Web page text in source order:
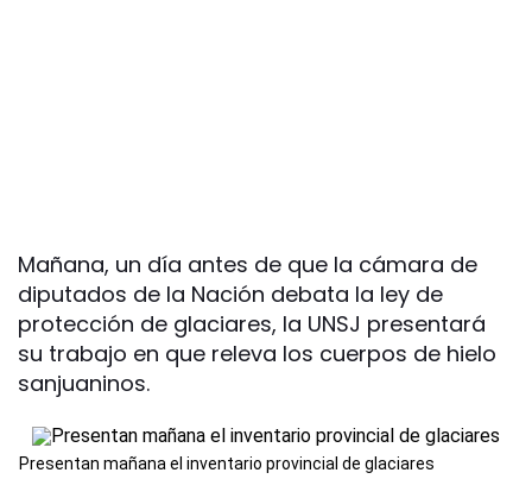
Mañana, un día antes de que la cámara de
diputados de la Nación debata la ley de
protección de glaciares, la UNSJ presentará
su trabajo en que releva los cuerpos de hielo
sanjuaninos.
Presentan mañana el inventario provincial de glaciares